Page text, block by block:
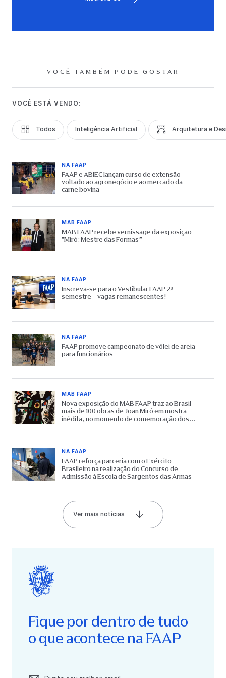
VOCÊ TAMBÉM PODE GOSTAR
VOCÊ ESTÁ VENDO:
Todos Inteligência Artificial Arquitetura e
NA FAAP
FAAP e ABIEC lançam curso de extensão
voltado ao agronegócio e ao mercado da
carne bovina
MAB FAAP
MAB FAAP recebe vernissage da exposição
“Miró: Mestre das Formas”
NA FAAP
Inscreva-se para o Vestibular FAAP 2º
semestre – vagas remanescentes!
NA FAAP
FAAP promove campeonato de vôlei de areia
para funcionários
MAB FAAP
Nova exposição do MAB FAAP traz ao Brasil
mais de 100 obras de Joan Miró em mostra
inédita, no momento de comemoração dos
NA FAAP
FAAP reforça parceria com o Exército
Brasileiro na realização do Concurso de
Admissão à Escola de Sargentos das Armas
Ver mais notícias
Fique por dentro de tudo
o que acontece na FAAP